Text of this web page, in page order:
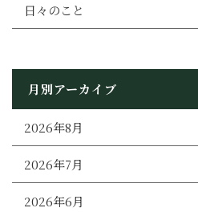
日々のこと
月別アーカイブ
2026年8月
2026年7月
2026年6月